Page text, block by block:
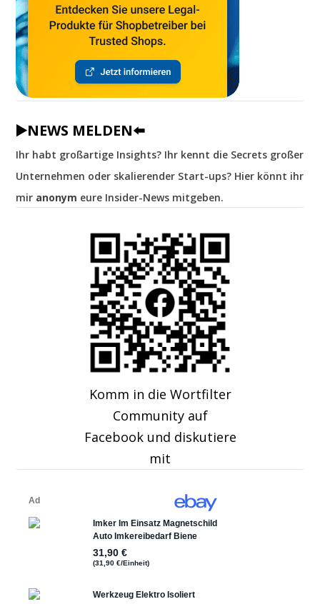
▶️NEWS MELDEN⬅️
Ihr habt großartige Insights? Ihr kennt die Secrets großer
Unternehmen oder skalierender Start-ups? Hier könnt ihr
mir anonym eure Insider-News mitgeben.
Komm in die Wortfilter
Community auf
Facebook und diskutiere
mit